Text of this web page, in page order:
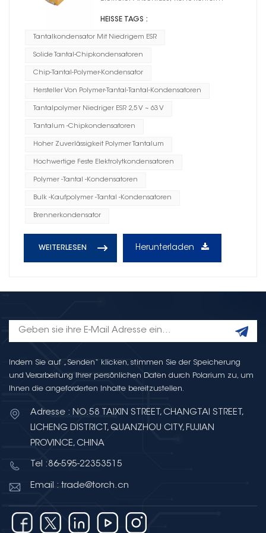
HEISSE TAGS :
Tantalkondensator Mit Niedrigem ESR
Solide Tantal-Chipkondensatoren
Chip-Tantal-Polymer-Kondensator
Hersteller Von Polymer-Tantal-Tantal-Kondensatoren
Tantalpolymer Niedriger ESR 2,5 V ~ 63 V
Tantalum -Chipkondensatoren
Hoher Zuverlässigkeit Polymer Tantalum
Hochwertige Feste Elektrolytkondensatoren
Polymer -Tantal -Kondensatoren
Bulk -Kaufpolymer -Tantal -Kondensatoren
Brennerkondensator
WEITERLESEN Herunterladen
Indem Sie auf „Senden“ klicken, stimmen Sie der Speicherung
und Verarbeitung Ihrer persönlichen Daten durch Polarium zu, um
Ihnen die angeforderten Inhalte bereitzustellen.
Adresse : NO.58 TAIXIN STREET, CHANGTAI STREET,
LICHENG DISTRICT, QUANZHOU CITY, FUJIAN
PROVINCE, CHINA
Tel :86-595-22353515
Email : trade@torch.cn